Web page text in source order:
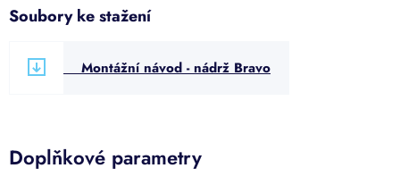
Soubory ke stažení
Montážní návod - nádrž Bravo
Doplňkové parametry